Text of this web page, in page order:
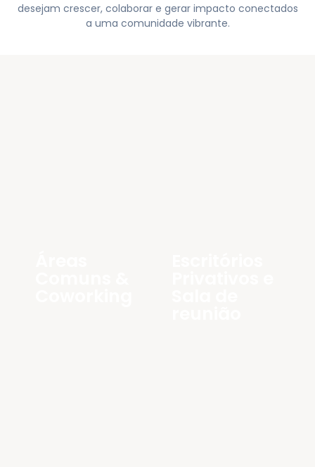
desejam crescer, colaborar e gerar impacto conectados
a uma comunidade vibrante.